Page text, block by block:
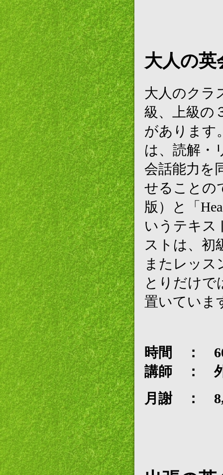
大人の英
大人のクラ
級、上級の
があります
は、読解・
会話能力を
せることの
版）と「
いうテキス
ストは、初
またレッス
とりだけで
置いていま
時間 ：
講師 ：
月謝 ：